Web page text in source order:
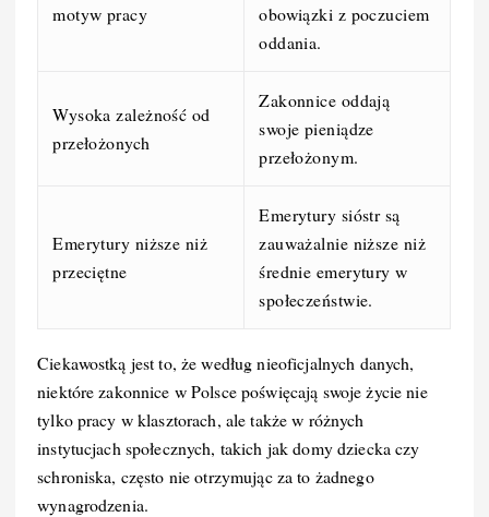
motyw pracy
obowiązki z poczuciem
oddania.
Wysoka zależność od
przełożonych
Zakonnice oddają
swoje pieniądze
przełożonym.
Emerytury niższe niż
przeciętne
Emerytury sióstr są
zauważalnie niższe niż
średnie emerytury w
społeczeństwie.
Ciekawostką jest to, że według nieoficjalnych danych,
niektóre zakonnice w Polsce poświęcają swoje życie nie
tylko pracy w klasztorach, ale także w różnych
instytucjach społecznych, takich jak domy dziecka czy
schroniska, często nie otrzymując za to żadnego
wynagrodzenia.